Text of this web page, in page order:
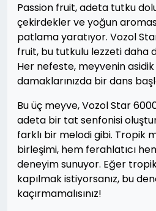
Passion fruit, adeta tutku
çekirdekler ve yoğun
patlama yaratıyor. Vozol
fruit, bu tutkulu lezzeti daha
Her nefeste, meyvenin
damaklarınızda bir dans
Bu üç meyve, Vozol Star
adeta bir tat senfonisi
farklı bir melodi gibi. Tropik
birleşimi, hem ferahlatıcı
deneyim sunuyor. Eğer
kapılmak istiyorsanız, bu
kaçırmamalısınız!